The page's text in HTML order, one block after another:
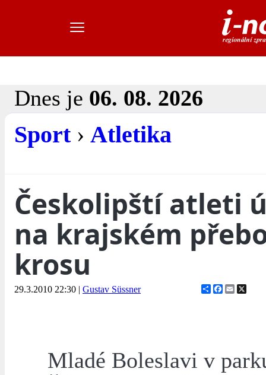
Dnes je 06. 08. 2026
Sport› Atletika
Českolipští atleti
na krajském
krosu
29.3.2010 22:30 | Gustav Süssner ShareFacebook
Email
Mladé Boleslavi v